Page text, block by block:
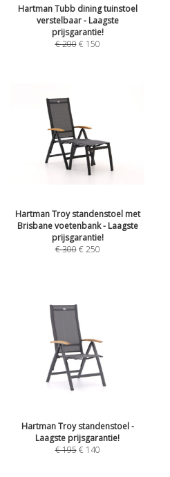
Hartman Tubb dining tuinstoel
verstelbaar - Laagste
prijsgarantie!
€200 € 150
Hartman Troy standenstoel met
Brisbane voetenbank - Laagste
prijsgarantie!
€300 €250
Hartman Troy standenstoel -
Laagste prijsgarantie!
€195 € 140